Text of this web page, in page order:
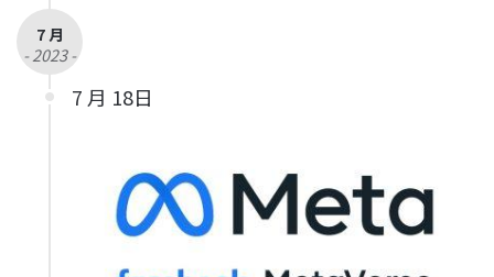
7 月
- 2023 -
7 月 18日